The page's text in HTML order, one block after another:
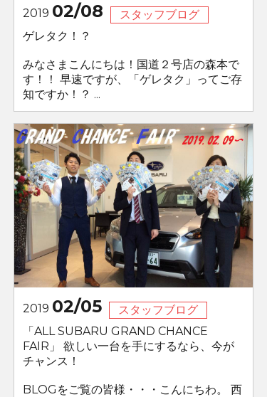
2019 02/08
スタッフブログ
ゲレタク！？
みなさまこんにちは！国道２号店の森本で
す！！ 早速ですが、「ゲレタク」ってご存
知ですか！？ ...
2019 02/05
スタッフブログ
「ALL SUBARU GRAND CHANCE
FAIR」 欲しい一台を手にするなら、今が
チャンス！
BLOGをご覧の皆様・・・こんにちわ。 西